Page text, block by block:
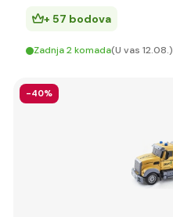
+ 57 bodova
Zadnja 2 komada(U vas 12.08.)
-40%